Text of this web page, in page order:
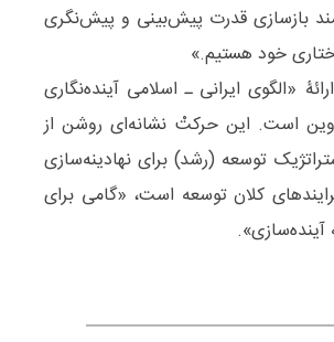
بازسازی قدرت پیش‌بینی و پیش‌نگری
خود هستیم.»
«الگوی ایرانی ـ اسلامی آینده‌نگاری
است. این حرکتْ نشانه‌ای روشن از
توسعه (رشد) برای نهادینه‌سازی
کلان توسعه است، «گامی برای
آینده‌سازی».